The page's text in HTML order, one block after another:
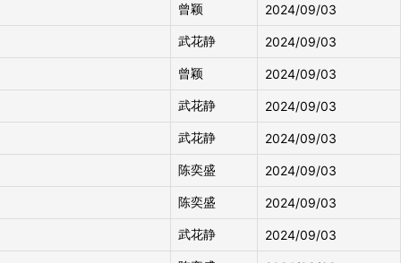
曾颖 2024/09/03
武花静 2024/09/03
曾颖 2024/09/03
武花静 2024/09/03
武花静 2024/09/03
陈奕盛 2024/09/03
陈奕盛 2024/09/03
武花静 2024/09/03